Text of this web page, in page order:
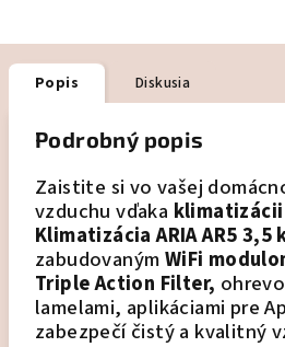
Popis Diskusia
Podrobný popis
Zaistite si vo vašej
vzduchu vďaka
Klimatizácia ARIA AR5 3,5
zabudovanýmWiFi m
Triple Action Filter,
lamelami, aplikáciami pre
zabezpečí čistý a kvalitný